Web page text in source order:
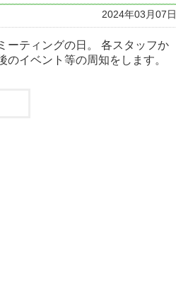
2024年03月07日
ーティングの日。 各スタッフか
のイベント等の周知をします。